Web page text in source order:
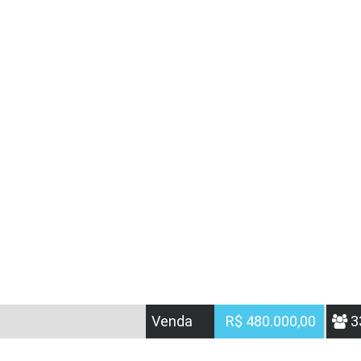
Venda R$ 480.000,00